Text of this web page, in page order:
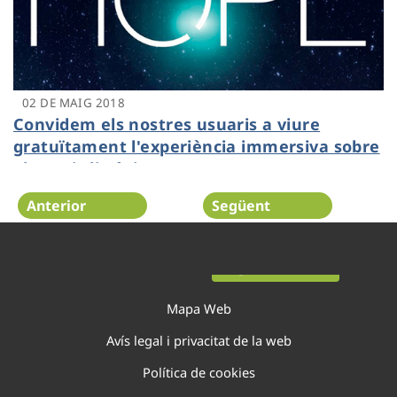
02 DE MAIG 2018
Convidem els nostres usuaris a viure
gratuïtament l'experiència immersiva sobre
el canvi climàtic "THE ZONE OF HOPE"
Anterior Següent
Mapa Web
Avís legal i privacitat de la web
Política de cookies